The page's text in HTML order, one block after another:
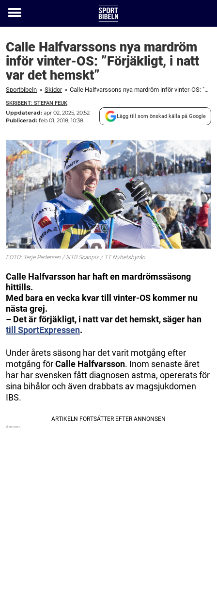
Toggle
Calle Halfvarssons nya mardröm
inför vinter-OS: ”Förjäkligt, i natt
var det hemskt”
Sportbibeln » Skidor » Calle Halfvarssons nya mardröm inför vinter-OS: "Förjäkligt, i natt var det hemskt"
SKRIBENT: STEFAN FEUK
Uppdaterad: apr 02, 2025, 20:52
Publicerad: feb 01, 2018, 10:38
Lägg till som önskad källa på Google
FOTO: Terje Pedersen / NTB Scanpix / TT Nyhetsbyrån
Calle Halfvarsson har haft en mardrömssäsong
hittills.
Med bara en vecka kvar till vinter-OS kommer nu
nästa grej.
– Det är förjäkligt, i natt var det hemskt, säger han
till SportExpressen.
Under årets säsong har det varit motgång efter
motgång förCalle Halfvarsson. Inom senaste året
har har svensken fått diagnosen astma, opererats för
sina bihålor och även drabbats av magsjukdomen
IBS.